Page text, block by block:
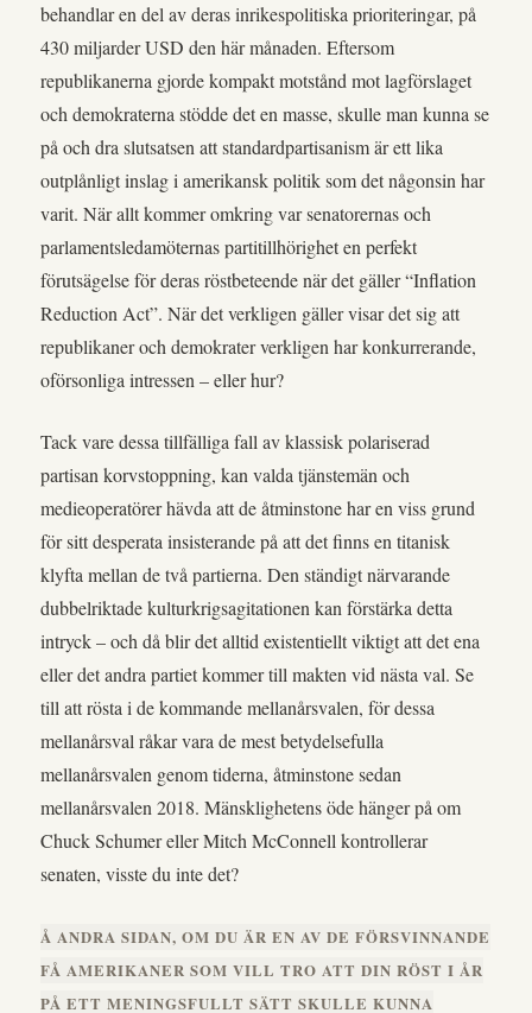
behandlar en del av deras inrikespolitiska prioriteringar, på
430 miljarder USD den här månaden. Eftersom
republikanerna gjorde kompakt motstånd mot lagförslaget
och demokraterna stödde det en masse, skulle man kunna se
på och dra slutsatsen att standardpartisanism är ett lika
outplånligt inslag i amerikansk politik som det någonsin har
varit. När allt kommer omkring var senatorernas och
parlamentsledamöternas partitillhörighet en perfekt
förutsägelse för deras röstbeteende när det gäller “Inflation
Reduction Act”. När det verkligen gäller visar det sig att
republikaner och demokrater verkligen har konkurrerande,
oförsonliga intressen – eller hur?
Tack vare dessa tillfälliga fall av klassisk polariserad
partisan korvstoppning, kan valda tjänstemän och
medieoperatörer hävda att de åtminstone har en viss grund
för sitt desperata insisterande på att det finns en titanisk
klyfta mellan de två partierna. Den ständigt närvarande
dubbelriktade kulturkrigsagitationen kan förstärka detta
intryck – och då blir det alltid existentiellt viktigt att det ena
eller det andra partiet kommer till makten vid nästa val. Se
till att rösta i de kommande mellanårsvalen, för dessa
mellanårsval råkar vara de mest betydelsefulla
mellanårsvalen genom tiderna, åtminstone sedan
mellanårsvalen 2018. Mänsklighetens öde hänger på om
Chuck Schumer eller Mitch McConnell kontrollerar
senaten, visste du inte det?
Å ANDRA SIDAN, OM DU ÄR EN AV DE FÖRSVINNANDE
FÅ AMERIKANER SOM VILL TRO ATT DIN RÖST I ÅR
PÅ ETT MENINGSFULLT SÄTT SKULLE KUNNA